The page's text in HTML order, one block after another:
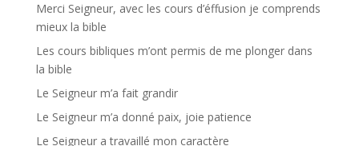
Merci Seigneur, avec les cours d’éffusion je comprends
mieux la bible
Les cours bibliques m’ont permis de me plonger dans
la bible
Le Seigneur m’a fait grandir
Le Seigneur m’a donné paix, joie patience
Le Seigneur a travaillé mon caractère